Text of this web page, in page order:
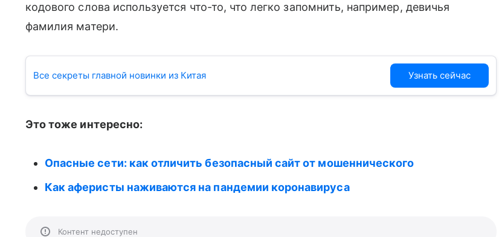
кодового слова используется что-то, что легко запомнить, например, девичья
фамилия матери.
Все секреты главной новинки из Китая Узнать сейчас
Это тоже интересно:
Опасные сети: как отличить безопасный сайт от мошеннического
Как аферисты наживаются на пандемии коронавируса
Контент недоступен